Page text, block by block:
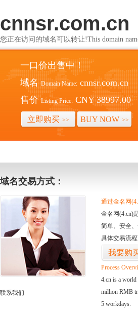
cnnsr.com.cn
您正在访问的域名可以转让!This domain
一口价出售中！
域名 Domain Name: cnnsr.com.cn
售价 Listing Price: CNY 38997.00
立即购买 >> BUY NOW >>
域名交易方式：
联系我们
通过金名网
金名网(4.cn)
简单、安全
具体交易流
我要购
Process
4.cn is a world
million RMB
5 workdays.